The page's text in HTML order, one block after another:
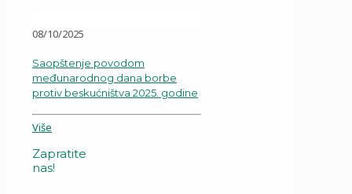
08/10/2025
Saopštenje povodom
međunarodnog dana borbe
protiv beskućništva 2025. godine
Više
Zapratite
nas!